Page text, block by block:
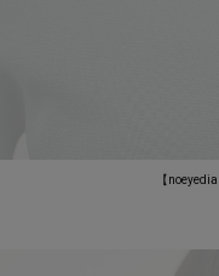
【